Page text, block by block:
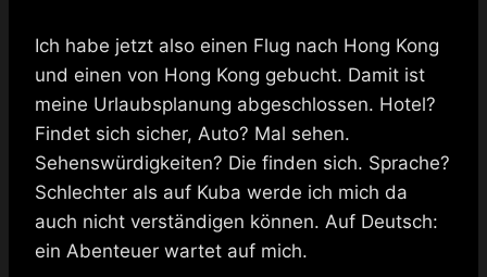
Ich habe jetzt also einen Flug nach Hong Kong
und einen von Hong Kong gebucht. Damit ist
meine Urlaubsplanung abgeschlossen. Hotel?
Findet sich sicher, Auto? Mal sehen.
Sehenswürdigkeiten? Die finden sich. Sprache?
Schlechter als auf Kuba werde ich mich da
auch nicht verständigen können. Auf Deutsch:
ein Abenteuer wartet auf mich.